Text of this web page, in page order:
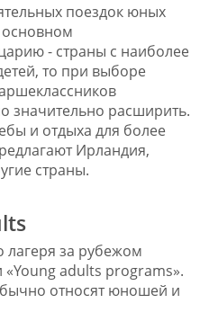
поездок юных
- страны с наиболее
то при выборе
значительно расширить.
и отдыха для более
Ирландия,
страны.
за рубежом
«Young adults programs».
относят юношей и